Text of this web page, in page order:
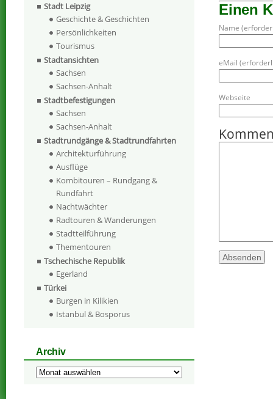
Einen
Name
eMail
Webseite
Stadt Leipzig
Geschichte & Geschichten
Persönlichkeiten
Tourismus
Stadtansichten
Sachsen
Sachsen-Anhalt
Stadtbefestigungen
Sachsen
Sachsen-Anhalt
Stadtrundgänge & Stadtrundfahrten
Architekturführung
Ausflüge
Kombitouren – Rundgang &
Rundfahrt
Nachtwächter
Radtouren & Wanderungen
Stadtteilführung
Thementouren
Tschechische Republik
Egerland
Türkei
Burgen in Kilikien
Istanbul & Bosporus
Archiv
Archiv